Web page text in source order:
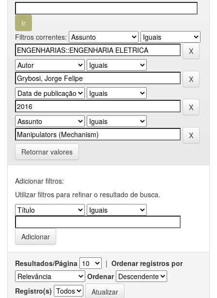
Filtros correntes:
Retornar valores
Adicionar filtros:
Utilizar filtros para refinar o resultado de busca.
Resultados/Página | Ordenar registros por
Ordenar
Registro(s)